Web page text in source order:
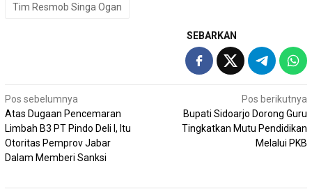
Tim Resmob Singa Ogan
SEBARKAN
Navigasi
pos
Pos sebelumnya
Atas Dugaan Pencemaran
Limbah B3 PT Pindo Deli I, Itu
Otoritas Pemprov Jabar
Dalam Memberi Sanksi
Pos berikutnya
Bupati Sidoarjo Dorong Guru
Tingkatkan Mutu Pendidikan
Melalui PKB